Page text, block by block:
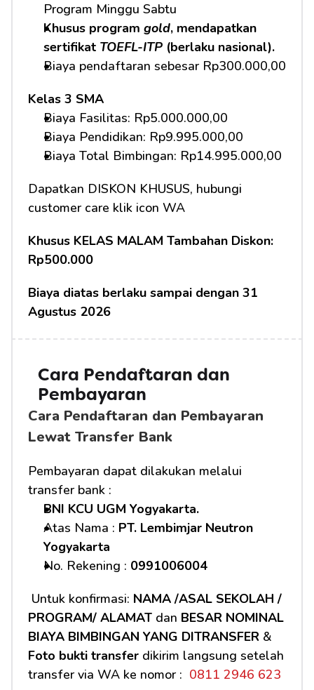
Program Minggu Sabtu
Khusus program gold, mendapatkan
sertifikat TOEFL-ITP (berlaku nasional).
Biaya pendaftaran sebesar Rp300.000,00
Kelas 3 SMA
Biaya Fasilitas: Rp5.000.000,00
Biaya Pendidikan: Rp9.995.000,00
Biaya Total Bimbingan: Rp14.995.000,00
Dapatkan DISKON KHUSUS, hubungi
customer care klik icon WA
Khusus KELAS MALAM Tambahan Diskon:
Rp500.000
Biaya diatas berlaku sampai dengan 31
Agustus 2026
Cara Pendaftaran dan
Pembayaran
Cara Pendaftaran dan Pembayaran
Lewat Transfer Bank
Pembayaran dapat dilakukan melalui
transfer bank :
BNI KCU UGM Yogyakarta.
Atas Nama : PT. Lembimjar Neutron
Yogyakarta
No. Rekening : 0991006004
Untuk konfirmasi: NAMA /ASAL SEKOLAH /
PROGRAM/ ALAMAT dan BESAR NOMINAL
BIAYA BIMBINGAN YANG DITRANSFER
Foto bukti transfer dikirim langsung setelah
transfer via WA ke nomor : 0811 2946 623